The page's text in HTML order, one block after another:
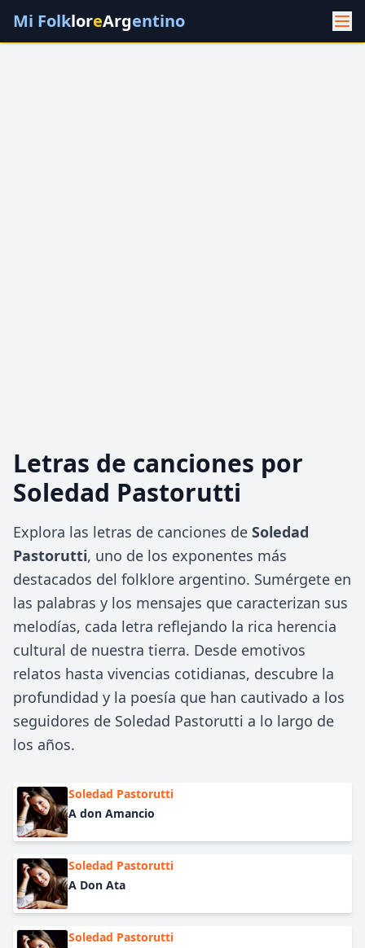
Mi FolkloreArgentino
Letras de canciones por
Soledad Pastorutti
Explora las letras de canciones de Soledad
Pastorutti, uno de los exponentes más
destacados del folklore argentino. Sumérgete en
las palabras y los mensajes que caracterizan sus
melodías, cada letra reflejando la rica herencia
cultural de nuestra tierra. Desde emotivos
relatos hasta vivencias cotidianas, descubre la
profundidad y la poesía que han cautivado a los
seguidores de Soledad Pastorutti a lo largo de
los años.
Soledad Pastorutti
A don Amancio
Soledad Pastorutti
A Don Ata
Soledad Pastorutti